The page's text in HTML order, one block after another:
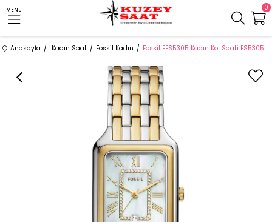
MENU 0
Anasayfa Kadın Saat Fossil Kadın Fossil FES5305 Kadın Kol Saati ES5305